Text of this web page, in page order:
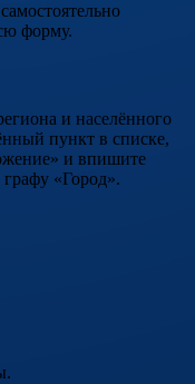
форму.
и населённого
пункт в списке,
и впишите
графу «Город».